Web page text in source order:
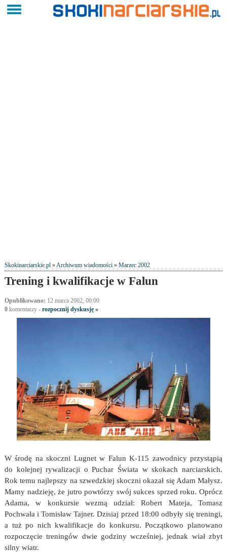
Skokinarciarskie.pl»Archiwum wiadomości» Marzec 2002
Trening i kwalifikacje w Falun
Opublikowano: 12 marca 2002, 00:00
0komentarzy - rozpocznij dyskusję »
W środę na skoczni Lugnet w Falun K-115 zawodnicy przystąpią
do kolejnej rywalizacji o Puchar Świata w skokach narciarskich.
Rok temu najlepszy na szwedzkiej skoczni okazał się Adam Małysz.
Mamy nadzieję, że jutro powtórzy swój sukces sprzed roku. Oprócz
Adama, w konkursie wezmą udział: Robert Mateja, Tomasz
Pochwała i Tomisław Tajner. Dzisiaj przed 18:00 odbyły się treningi,
a tuż po nich kwalifikacje do konkursu. Początkowo planowano
rozpoczęcie treningów dwie godziny wcześniej, jednak wiał zbyt
silny wiatr.